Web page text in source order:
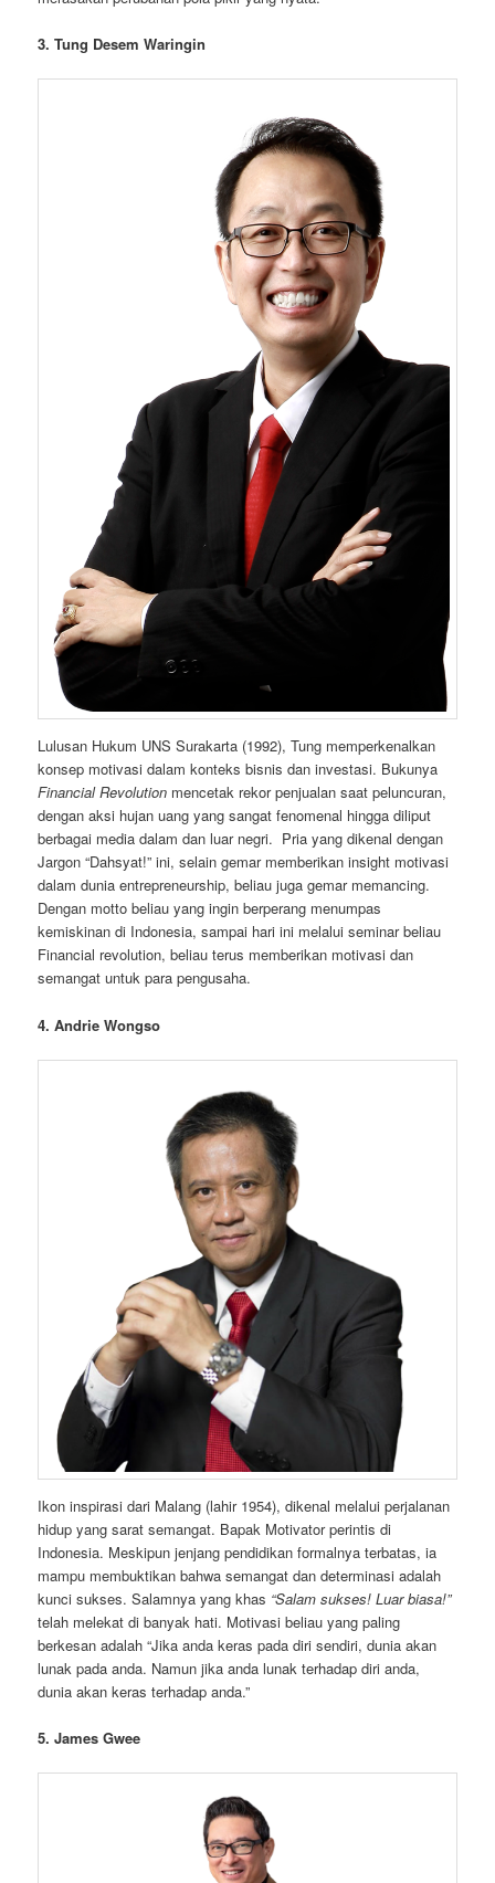
3. Tung Desem Waringin
Lulusan Hukum UNS Surakarta (1992), Tung memperkenalkan
konsep motivasi dalam konteks bisnis dan investasi. Bukunya
Financial Revolution mencetak rekor penjualan saat peluncuran,
dengan aksi hujan uang yang sangat fenomenal hingga diliput
berbagai media dalam dan luar negri. Pria yang dikenal dengan
Jargon “Dahsyat!” ini, selain gemar memberikan insight motivasi
dalam dunia entrepreneurship, beliau juga gemar memancing.
Dengan motto beliau yang ingin berperang menumpas
kemiskinan di Indonesia, sampai hari ini melalui seminar beliau
Financial revolution, beliau terus memberikan motivasi dan
semangat untuk para pengusaha.
4. Andrie Wongso
Ikon inspirasi dari Malang (lahir 1954), dikenal melalui perjalanan
hidup yang sarat semangat. Bapak Motivator perintis di
Indonesia. Meskipun jenjang pendidikan formalnya terbatas, ia
mampu membuktikan bahwa semangat dan determinasi adalah
kunci sukses. Salamnya yang khas “Salam sukses! Luar biasa!”
telah melekat di banyak hati. Motivasi beliau yang paling
berkesan adalah “Jika anda keras pada diri sendiri, dunia akan
lunak pada anda. Namun jika anda lunak terhadap diri anda,
dunia akan keras terhadap anda.”
5. James Gwee